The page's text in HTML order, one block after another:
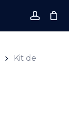
Close
Cart
Kit de